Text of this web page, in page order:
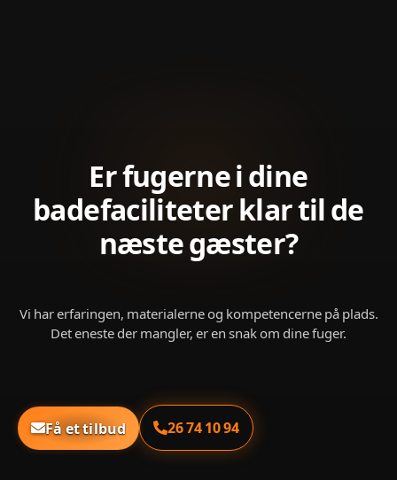
Er fugerne i dine
badefaciliteter klar til de
næste gæster?
Vi har erfaringen, materialerne og kompetencerne på plads.
Det eneste der mangler, er en snak om dine fuger.
26 74 10 94
Få et tilbud